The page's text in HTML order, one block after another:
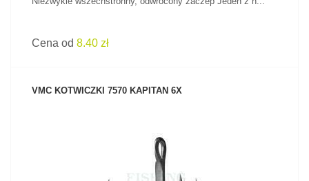
Cena od 8.40 zł
VMC KOTWICZKI 7570 KAPITAN 6X
ZOBACZ PRODUKT